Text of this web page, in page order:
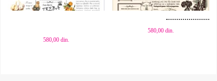
Dodaj u korpu
580,00 din.
Dodaj u korpu
580,00din.